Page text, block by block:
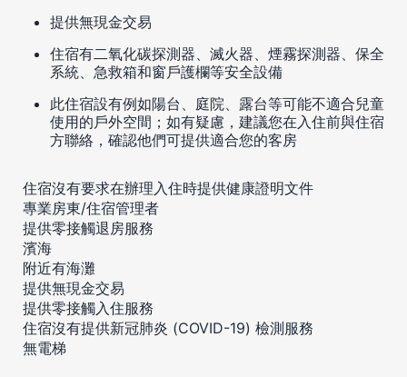
提供無現金交易
住宿有二氧化碳探測器、滅火器、煙霧探測器、保全
系統、急救箱和窗戶護欄等安全設備
此住宿設有例如陽台、庭院、露台等可能不適合兒童
使用的戶外空間；如有疑慮，建議您在入住前與住宿
方聯絡，確認他們可提供適合您的客房
住宿沒有要求在辦理入住時提供健康證明文件
專業房東/住宿管理者
提供零接觸退房服務
濱海
附近有海灘
提供無現金交易
提供零接觸入住服務
住宿沒有提供新冠肺炎 (COVID-19) 檢測服務
無電梯